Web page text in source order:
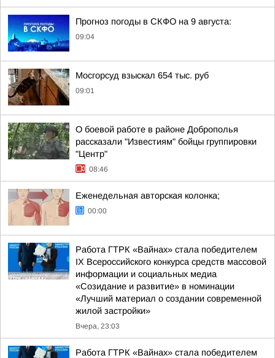
Прогноз погоды в СКФО на 9 августа:
09:04
Мосгорсуд взыскал 654 тыс. руб
09:01
О боевой работе в районе Доброполья
рассказали "Известиям" бойцы группировки
"Центр"
08:46
Еженедельная авторская колонка;
00:00
Работа ГТРК «Вайнах» стала победителем
IX Всероссийского конкурса средств массовой
информации и социальных медиа
«Созидание и развитие» в номинации
«Лучший материал о создании современной
жилой застройки»
Вчера, 23:03
Работа ГТРК «Вайнах» стала победителем